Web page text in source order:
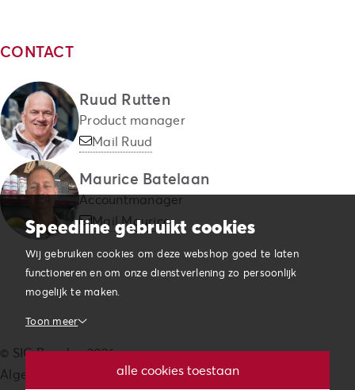
CONTACT
Ruud Rutten
Product manager
Mail Ruud
Maurice Batelaan
Accountmanager
Mail Maurice
© SIG Benelux 2026
Algemene voorwaarden
Speedline gebruikt cookies
Wij gebruiken cookies om deze webshop goed te laten
functioneren en om onze dienstverlening zo persoonlijk
mogelijk te maken.
Toon meer
alle cookies toestaan